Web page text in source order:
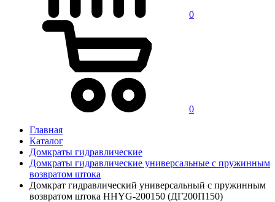
0
0
Главная
Каталог
Домкраты гидравлические
Домкраты гидравлические универсальные с пружинным
возвратом штока
Домкрат гидравлический универсальный с пружинным
возвратом штока HHYG-200150 (ДГ200П150)